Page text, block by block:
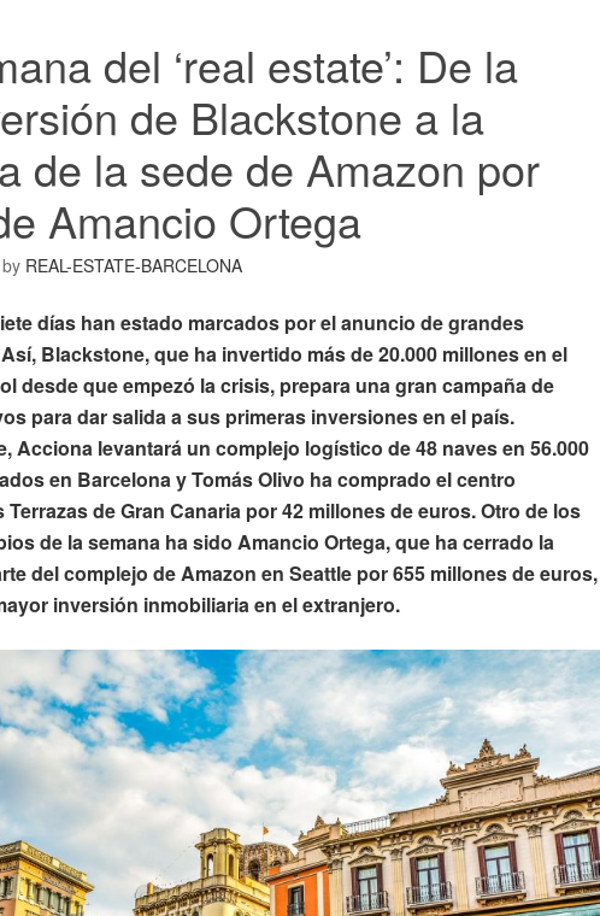
del ‘real estate’: De la
de Blackstone a la
de la sede de Amazon por
Amancio Ortega
by REAL-ESTATE-BARCELONA
días han estado marcados por el anuncio de grandes
Blackstone, que ha invertido más de 20.000 millones en el
desde que empezó la crisis, prepara una gran campaña de
para dar salida a sus primeras inversiones en el país.
Acciona levantará un complejo logístico de 48 naves en 56.000
en Barcelona y Tomás Olivo ha comprado el centro
Terrazas de Gran Canaria por 42 millones de euros. Otro de los
de la semana ha sido Amancio Ortega, que ha cerrado la
del complejo de Amazon en Seattle por 655 millones de euros,
inversión inmobiliaria en el extranjero.